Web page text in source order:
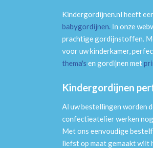
Kindergordijnen.nl heeft
babygordijnen. In onze
prachtige gordijnstoffen.
voor uw kinderkamer,
thema's en gordijnen met
Kindergordijnen
Al uw bestellingen worden
confectieatelier werken
Met ons eenvoudige
liefst op maat gemaakt wilt